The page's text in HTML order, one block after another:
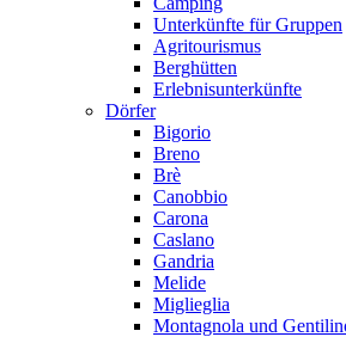
Unterkünfte für Gruppen
Agritourismus
Berghütten
Erlebnisunterkünfte
Dörfer
Bigorio
Breno
Brè
Canobbio
Carona
Caslano
Gandria
Melide
Miglieglia
Montagnola und